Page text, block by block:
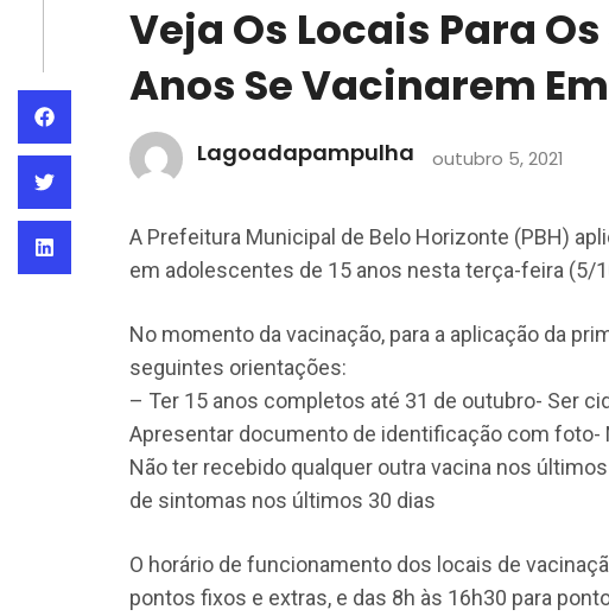
Veja Os Locais Para
Anos Se Vacinarem
Lagoadapampulha outubro 5, 2021
A Prefeitura Municipal de Belo Horizonte (PBH)
em adolescentes de 15 anos nesta terça-feira (5/
No momento da vacinação, para a aplicação da
seguintes orientações:
– Ter 15 anos completos até 31 de outubro- Ser
Apresentar documento de identificação com foto-
Não ter recebido qualquer outra vacina nos
de sintomas nos últimos 30 dias
O horário de funcionamento dos locais de
pontos fixos e extras, e das 8h às 16h30 para